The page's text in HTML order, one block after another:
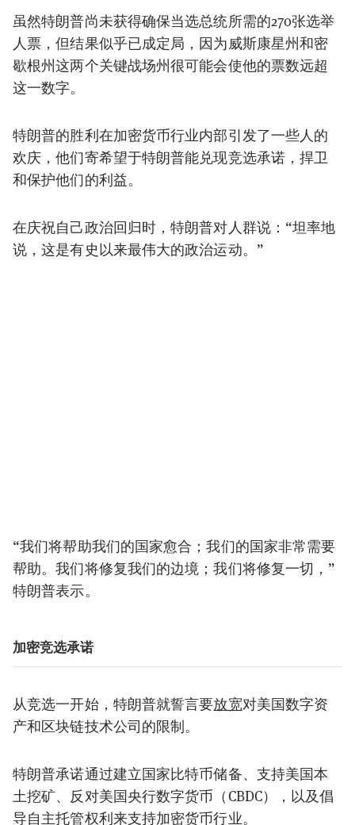
虽然特朗普尚未获得确保当选总统所需的270张选举
人票，但结果似乎已成定局，因为威斯康星州和密
歇根州这两个关键战场州很可能会使他的票数远超
这一数字。
特朗普的胜利在加密货币行业内部引发了一些人的
欢庆，他们寄希望于特朗普能兑现竞选承诺，捍卫
和保护他们的利益。
在庆祝自己政治回归时，特朗普对人群说：“坦率地
说，这是有史以来最伟大的政治运动。”
“我们将帮助我们的国家愈合；我们的国家非常需要
帮助。我们将修复我们的边境；我们将修复一切，”
特朗普表示。
加密竞选承诺
从竞选一开始，特朗普就誓言要放宽对美国数字资
产和区块链技术公司的限制。
特朗普承诺通过建立国家比特币储备、支持美国本
土挖矿、反对美国央行数字货币（CBDC），以及倡
导自主托管权利来支持加密货币行业。